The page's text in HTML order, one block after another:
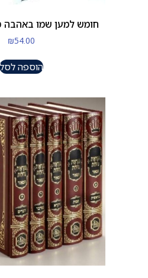
חומש למען שמו באהבה
₪54.00
הוספה לסל